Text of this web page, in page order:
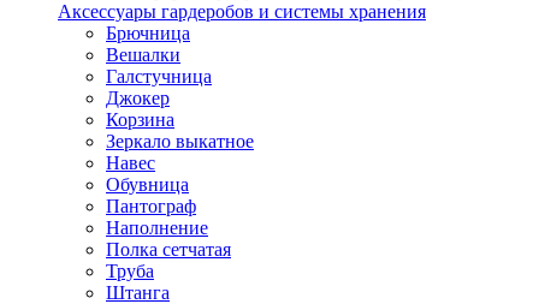
Аксессуары гардеробов и системы хранения
Брючница
Вешалки
Галстучница
Джокер
Корзина
Зеркало выкатное
Навес
Обувница
Пантограф
Наполнение
Полка сетчатая
Труба
Штанга